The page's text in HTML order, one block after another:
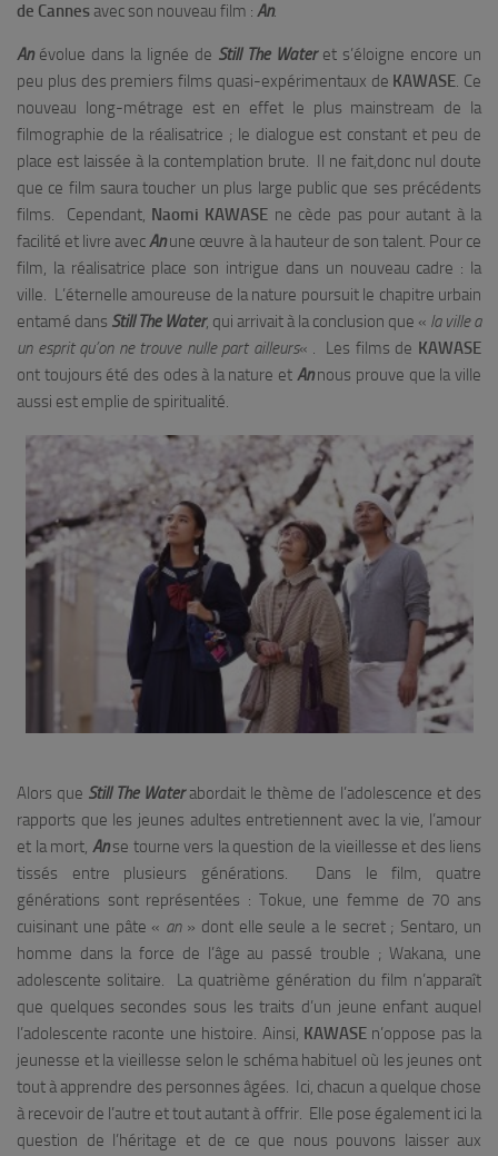
de Cannesavec son nouveau film : An.
Anévolue dans la lignée de Still The Wateret s’éloigne encore un
peu plus des premiers films quasi-expérimentaux de KAWASE. Ce
nouveau long-métrage est en effet le plus mainstream de la
filmographie de la réalisatrice ; le dialogue est constant et peu de
place est laissée à la contemplation brute. Il ne fait,donc nul doute
que ce film saura toucher un plus large public que ses précédents
films. Cependant, Naomi KAWASE ne cède pas pour autant à la
facilité et livre avecAnune œuvre à la hauteur de son talent. Pour ce
film, la réalisatrice place son intrigue dans un nouveau cadre : la
ville. L’éternelle amoureuse de la nature poursuit le chapitre urbain
entamé dans Still The Water, qui arrivait à la conclusion que « la ville a
un esprit qu’on ne trouve nulle part ailleurs« . Les films de KAWASE
ont toujours été des odes à la nature et Annous prouve que la ville
aussi est emplie de spiritualité.
Alors que Still The Waterabordait le thème de l’adolescence et des
rapports que les jeunes adultes entretiennent avec la vie, l’amour
et la mort, Anse tourne vers la question de la vieillesse et des liens
tissés entre plusieurs générations. Dans le film, quatre
générations sont représentées : Tokue, une femme de 70 ans
cuisinant une pâte « an» dont elle seule a le secret ; Sentaro, un
homme dans la force de l’âge au passé trouble ; Wakana, une
adolescente solitaire. La quatrième génération du film n’apparaît
que quelques secondes sous les traits d’un jeune enfant auquel
l’adolescente raconte une histoire. Ainsi, KAWASEn’oppose pas la
jeunesse et la vieillesse selon le schéma habituel où les jeunes ont
tout à apprendre des personnes âgées. Ici, chacun a quelque chose
à recevoir de l’autre et tout autant à offrir. Elle pose également ici la
question de l’héritage et de ce que nous pouvons laisser aux